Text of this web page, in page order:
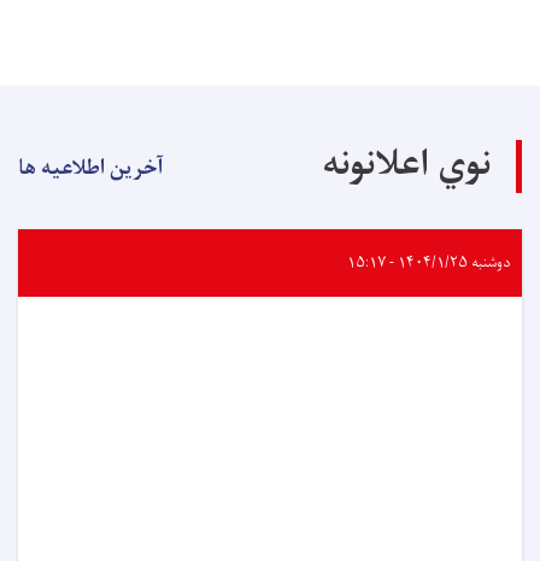
نوي اعلانونه آخرین اطلاعیه ها
دوشنبه ۱۴۰۴/۱/۲۵ - ۱۵:۱۷